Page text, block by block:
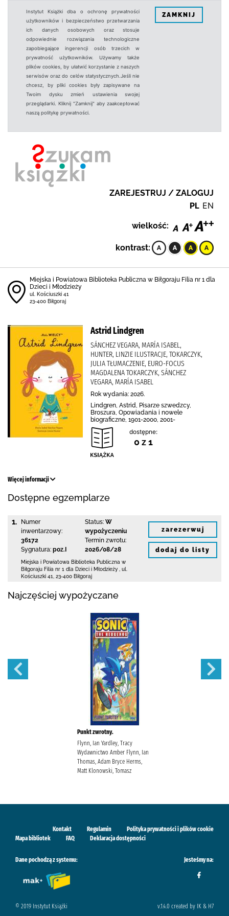
Instytut Książki dba o ochronę prywatności
użytkowników i bezpieczeństwo przetwarzania
ich danych osobowych oraz stosuje
odpowiednie rozwiązania technologiczne
zapobiegające ingerencji osób trzecich w
prywatność użytkowników. Używamy także
plików cookies, by ułatwić korzystanie z naszych
serwisów oraz do celów statystycznych.Jeśli nie
chcesz, by pliki cookies były zapisywane na
Twoim dysku zmień ustawienia swojej
przeglądarki. Kliknij "Zamknij" aby zaakceptować
naszą politykę prywatności.
ZAMKNIJ
ZAREJESTRUJ / ZALOGUJ
PL EN
wielkość:
kontrast:
Miejska i Powiatowa Biblioteka Publiczna w Biłgoraju Filia nr 1 dla
Dzieci i Młodzieży
ul. Kościuszki 41
23-400 Biłgoraj
Astrid Lindgren
SÁNCHEZ VEGARA, MARÍA ISABEL,
HUNTER, LINZIE ILUSTRACJE, TOKARCZYK,
JULIA TŁUMACZENIE, EURO-FOCUS
MAGDALENA TOKARCZYK, SÁNCHEZ
VEGARA, MARÍA ISABEL
Rok wydania: 2026.
Lindgren, Astrid, Pisarze szwedzcy,
Broszura, Opowiadania i nowele
biograficzne, 1901-2000, 2001-
dostępne:
0 z 1
Więcej informacji
Dostępne egzemplarze
1.
Numer
inwentarzowy:
36172
Sygnatura: poz.I
Status: W
wypożyczeniu
Termin zwrotu:
2026/08/28
Miejska i Powiatowa Biblioteka Publiczna w
Biłgoraju Filia nr 1 dla Dzieci i Młodzieży
ul.
Kościuszki 41
23-400 Biłgoraj
zarezerwuj
dodaj do listy
Najczęściej wypożyczane
Punkt zwrotny.
Flynn, Ian Yardley, Tracy
Wydawnictwo Amber Flynn, Ian
Thomas, Adam Bryce Herms,
Matt Klonowski, Tomasz
Kontakt Regulamin
Polityka prywatności i plików cookie
Mapa bibliotek
FAQ Deklaracja dostępności
Dane pochodzą z systemu: Jesteśmy na:
© 2019 Instytut Książki v.1.4.0 created by IK & H7